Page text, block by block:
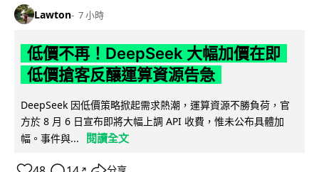
Lawton 7 小時
低價不再！DeepSeek 大幅加價在即
低價搶客反釀運算資源告急
DeepSeek 因低價策略掀起需求熱潮，運算資源不勝負荷，官
方於 8 月 6 日宣布即將大幅上調 API 收費，惟未公布具體加
幅。事件與...
閱讀全文
↗